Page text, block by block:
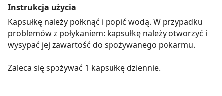
Instrukcja użycia
Kapsułkę należy połknąć i popić wodą. W przypadku
problemów z połykaniem: kapsułkę należy otworzyć i
wysypać jej zawartość do spożywanego pokarmu.
Zaleca się spożywać 1 kapsułkę dziennie.